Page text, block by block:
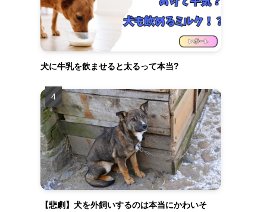
犬に牛乳を飲ませると太るって本当?
【悲劇】犬を外飼いするのは本当にかわいそ